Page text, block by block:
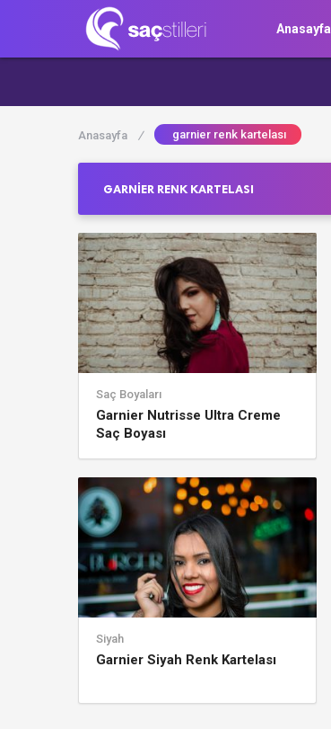
Anasayfa
Anasayfa / garnier renk kartelası
GARNIER RENK KARTELASI
Saç Boyaları
Garnier Nutrisse Ultra Creme
Saç Boyası
Siyah
Garnier Siyah Renk Kartelası